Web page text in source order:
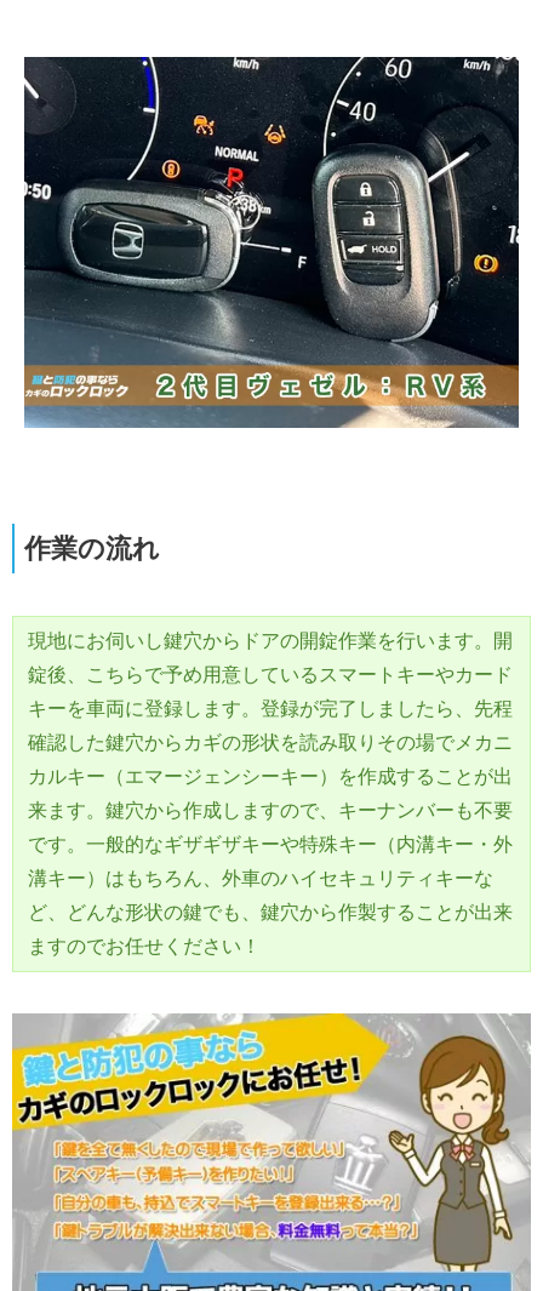
作業の流れ
現地にお伺いし鍵穴からドアの開錠作業を行います。開
錠後、こちらで予め用意しているスマートキーやカード
キーを車両に登録します。登録が完了しましたら、先程
確認した鍵穴からカギの形状を読み取りその場でメカニ
カルキー（エマージェンシーキー）を作成することが出
来ます。鍵穴から作成しますので、キーナンバーも不要
です。一般的なギザギザキーや特殊キー（内溝キー・外
溝キー）はもちろん、外車のハイセキュリティキーな
ど、どんな形状の鍵でも、鍵穴から作製することが出来
ますのでお任せください！